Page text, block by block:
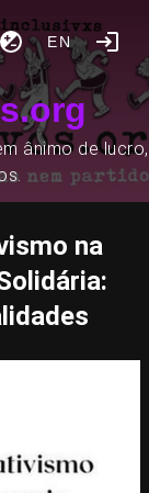
EN
ânimo de lucro,
na